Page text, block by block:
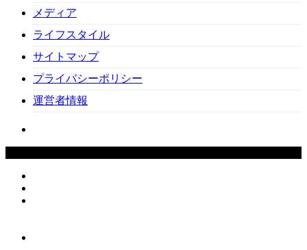
メディア
ライフスタイル
サイトマップ
プライバシーポリシー
運営者情報